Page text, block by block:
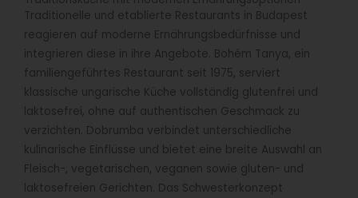
Traditionelle und etablierte Restaurants in Budapest
reagieren auf moderne Ernährungsbedürfnisse und
integrieren diese in ihre Angebote. Bohém Tanya, ein
familiengeführtes Restaurant seit 1975, serviert
klassische ungarische Küche vollständig glutenfrei und
laktosefrei, ohne auf authentischen Geschmack zu
verzichten. Dobrumba verbindet unterschiedliche
kulinarische Einflüsse und bietet eine breite Auswahl an
Fleisch-, vegetarischen, veganen sowie gluten- und
laktosefreien Gerichten. Das Schwesterkonzept